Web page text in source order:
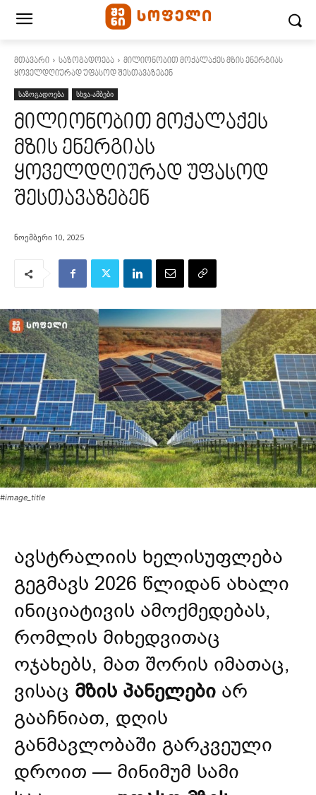
მთავარი საზოგადოება
მილიონობით მოქალაქეს მზის ენერგიას
ყოველდღიურად უფასოდ შესთავაზებენ
საზოგადოება სხვა-ამბები
მილიონობით მოქალაქეს
მზის ენერგიას
ყოველდღიურად უფასოდ
შესთავაზებენ
ნოემბერი 10, 2025
#image_title
ავსტრალიის ხელისუფლება
გეგმავს 2026 წლიდან ახალი
ინიციატივის ამოქმედებას,
რომლის მიხედვითაც
ოჯახებს, მათ შორის იმათაც,
ვისაც მზის პანელები არ
გააჩნიათ, დღის
განმავლობაში გარკვეული
დროით — მინიმუმ სამი